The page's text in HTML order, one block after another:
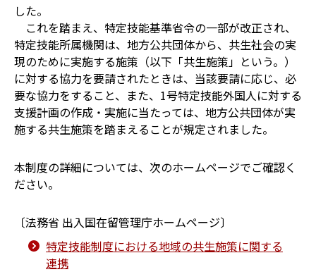
した。
これを踏まえ、特定技能基準省令の一部が改正され、
特定技能所属機関は、地方公共団体から、共生社会の実
現のために実施する施策（以下「共生施策」という。）
に対する協力を要請されたときは、当該要請に応じ、必
要な協力をすること、また、1号特定技能外国人に対する
支援計画の作成・実施に当たっては、地方公共団体が実
施する共生施策を踏まえることが規定されました。
本制度の詳細については、次のホームページでご確認く
ださい。
〔法務省 出入国在留管理庁ホームページ〕
特定技能制度における地域の共生施策に関する
連携